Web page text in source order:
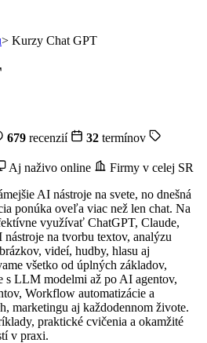
> Kurzy Chat GPT
679 recenzií 32 termínov
Aj naživo online
Firmy v celej SR
AI nástroje na svete, no dnešná
ponúka oveľa viac než len chat. Na
využívať ChatGPT, Claude,
na tvorbu textov, analýzu
videí, hudby, hlasu aj
všetko od úplných základov,
s LLM modelmi až po AI agentov,
Workflow automatizácie a
marketingu aj každodennom živote.
praktické cvičenia a okamžité
v praxi.